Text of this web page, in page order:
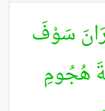
سَوْفَ
هُجُومِ